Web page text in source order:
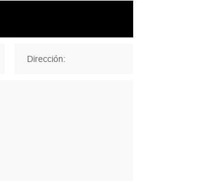
Dirección: